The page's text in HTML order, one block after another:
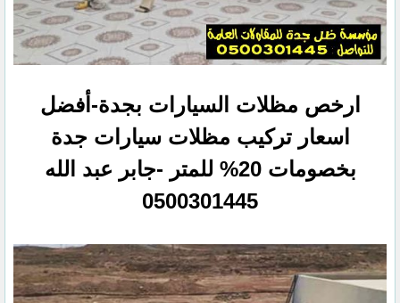
ارخص مظلات السيارات بجدة-أفضل
اسعار تركيب مظلات سيارات جدة
بخصومات 20% للمتر‏ -جابر عبد الله
0500301445